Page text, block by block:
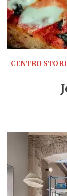
CENTRO